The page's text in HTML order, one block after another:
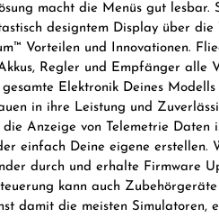
macht die Menüs gut lesbar.
designtem Display über
Vorteilen und Innovationen.
Regler und Empfänger alle
Elektronik Deines
in ihre Leistung und
Anzeige von Telemetrie Daten
einfach Deine eigene erstellen.
durch und erhalte Firmware
kann auch
damit die meisten Simulatoren,